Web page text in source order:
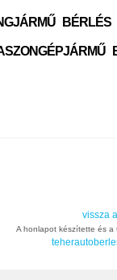
BÉRLÉS
vissza
A honlapot készítette és